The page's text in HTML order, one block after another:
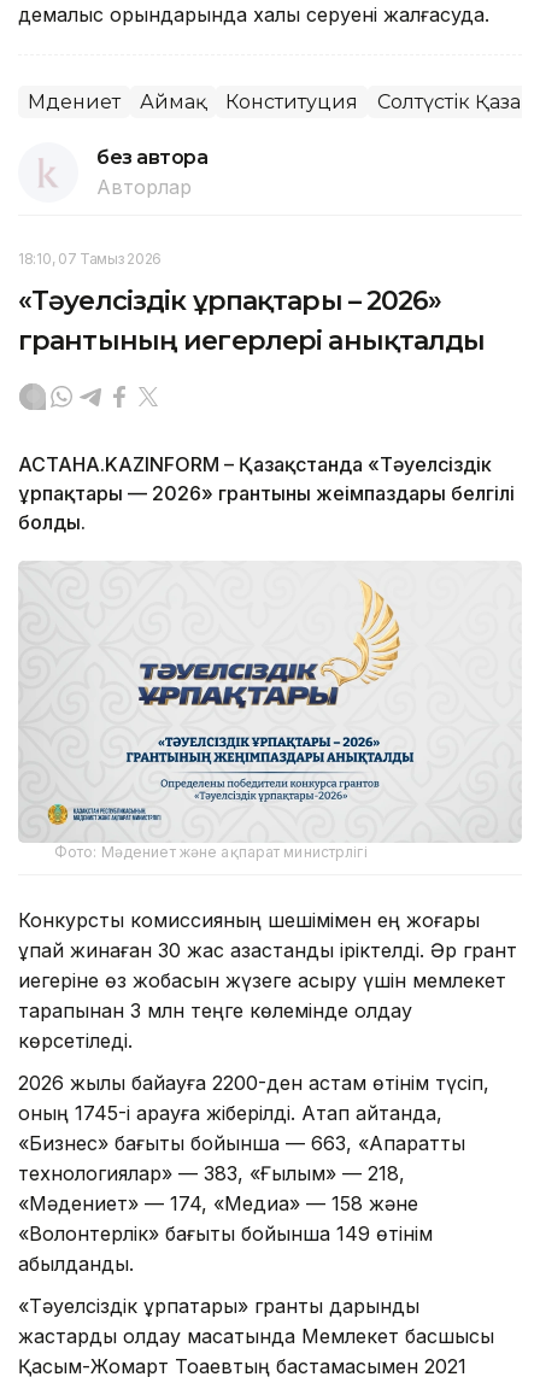
демалыс орындарында халық серуені жалғасуда.
Мәдениет Аймақ Конституция Солтүстік
без автора
Авторлар
18:10, 07 Тамыз 2026
«Тәуелсіздік ұрпақтары – 2026»
грантының иегерлері анықталды
АСТАНА.KAZINFORM – Қазақстанда «Тәуелсіздік
ұрпақтары — 2026» грантының жеңімпаздары белгілі
болды.
Фото: Мәдениет және ақпарат министрлігі
Конкурстық комиссияның шешімімен ең жоғары
ұпай жинаған 30 жас қазақстандық іріктелді. Әр грант
иегеріне өз жобасын жүзеге асыру үшін мемлекет
тарапынан 3 млн теңге көлемінде қолдау
көрсетіледі.
2026 жылы байқауға 2200-ден астам өтінім түсіп,
оның 1745-і қарауға жіберілді. Атап айтқанда,
«Бизнес» бағыты бойынша — 663, «Ақпараттық
технологиялар» — 383, «Ғылым» — 218,
«Мәдениет» — 174, «Медиа» — 158 және
«Волонтерлік» бағыты бойынша 149 өтінім
қабылданды.
«Тәуелсіздік ұрпақтары» гранты дарынды
жастарды қолдау мақсатында Мемлекет басшысы
Қасым-Жомарт Тоқаевтың бастамасымен 2021